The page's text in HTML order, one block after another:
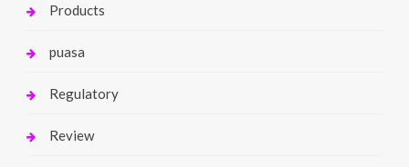
Products
puasa
Regulatory
Review